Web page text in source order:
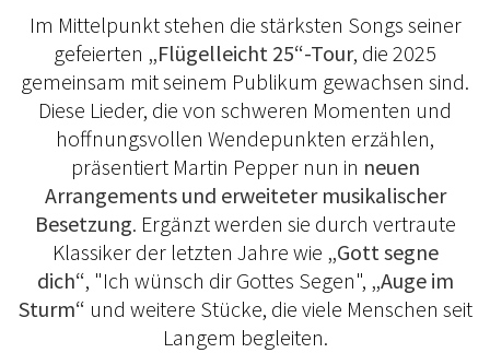
Im Mittelpunkt stehen die stärksten Songs seiner
gefeierten „Flügelleicht 25“-Tour, die 2025
gemeinsam mit seinem Publikum gewachsen sind.
Diese Lieder, die von schweren Momenten und
hoffnungsvollen Wendepunkten erzählen,
präsentiert Martin Pepper nun in neuen
Arrangements und erweiteter musikalischer
Besetzung. Ergänzt werden sie durch vertraute
Klassiker der letzten Jahre wie „Gott segne
dich“, "Ich wünsch dir Gottes Segen", „Auge im
Sturm“ und weitere Stücke, die viele Menschen seit
Langem begleiten.